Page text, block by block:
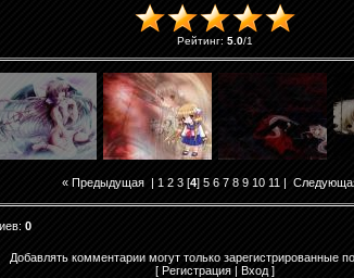
Рейтинг: 5.0/1
« Предыдущая| 1 2 3[4] 5 6 7 8 9 10 11 |
: 0
Добавлять комментарии могут только зарегистрированные
[ Регистрация | Вход ]